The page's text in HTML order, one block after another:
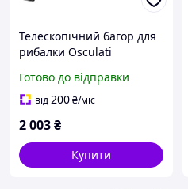
Телескопічний багор для
рибалки Osculati
легкий алюмінієвий
каркас з полімерним
Готово до відправки
від200₴/міс
2 003₴
Купити